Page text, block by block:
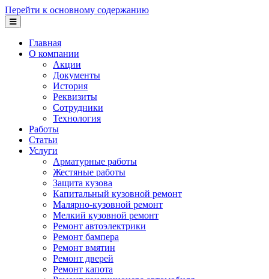
Перейти к основному содержанию
Главная
О компании
Акции
Документы
История
Реквизиты
Сотрудники
Технология
Работы
Статьи
Услуги
Арматурные работы
Жестяные работы
Защита кузова
Капитальный кузовной ремонт
Малярно-кузовной ремонт
Мелкий кузовной ремонт
Ремонт автоэлектрики
Ремонт бампера
Ремонт вмятин
Ремонт дверей
Ремонт капота